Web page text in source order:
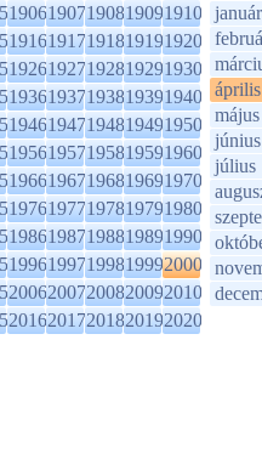
19061907190819091910
19161917191819191920
19261927192819291930
19361937193819391940
19461947194819491950
19561957195819591960
19661967196819691970
19761977197819791980
19861987198819891990
19961997199819992000
20062007200820092010
20162017201820192020
január
április
május
június
július